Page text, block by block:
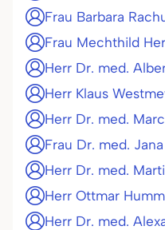
Frau Barbara
Frau Mechthild
Herr Dr. med.
Herr Klaus
Herr Dr. med.
Frau Dr. med.
Herr Dr. med.
Herr Ottmar
Herr Dr. med.